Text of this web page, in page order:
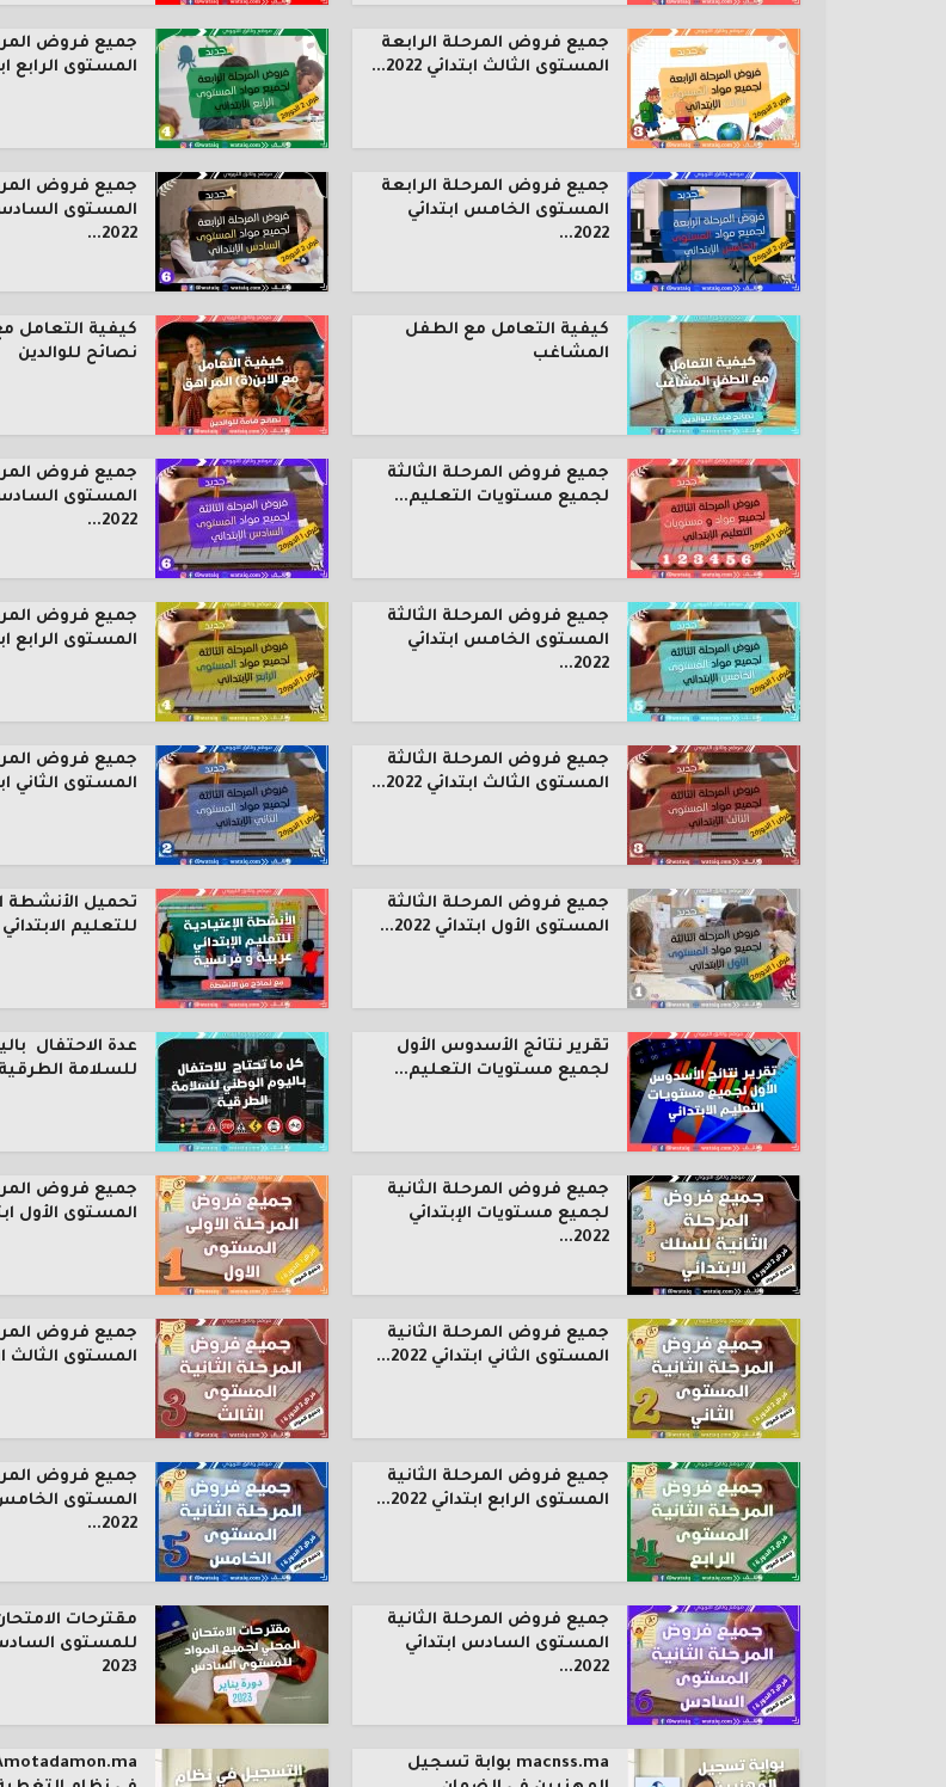
جميع فروض المرحلة الرابعة
المستوى الثالث ابتدائي 2022...
جميع فروض
المستوى الرابع
جميع فروض المرحلة الرابعة
المستوى الخامس ابتدائي
2022...
جميع فروض
المستوى السادس
2022...
كيفية التعامل مع الطفل
المشاغب
كيفية التعامل
نصائح للوالدين
جميع فروض المرحلة الثالثة
لجميع مستويات التعليم...
جميع فروض
المستوى السادس
2022...
جميع فروض المرحلة الثالثة
المستوى الخامس ابتدائي
2022...
جميع فروض
المستوى الرابع
جميع فروض المرحلة الثالثة
المستوى الثالث ابتدائي 2022...
جميع فروض
المستوى الثاني
جميع فروض المرحلة الثالثة
المستوى الأول ابتدائي 2022...
تحميل الأنشطة
للتعليم
تقرير نتائج الأسدوس الأول
لجميع مستويات التعليم...
عدة الاحتفال
للسلامة
جميع فروض المرحلة الثانية
لجميع مستويات الإبتدائي
2022...
جميع فروض
المستوى الأول ابتدائي
جميع فروض المرحلة الثانية
المستوى الثاني ابتدائي 2022...
جميع فروض
المستوى الثالث
جميع فروض المرحلة الثانية
المستوى الرابع ابتدائي 2022...
جميع فروض
المستوى الخامس
2022...
جميع فروض المرحلة الثانية
المستوى السادس ابتدائي
2022...
مقترحات
للمستوى
2023
macnss.ma بوابة تسجيل